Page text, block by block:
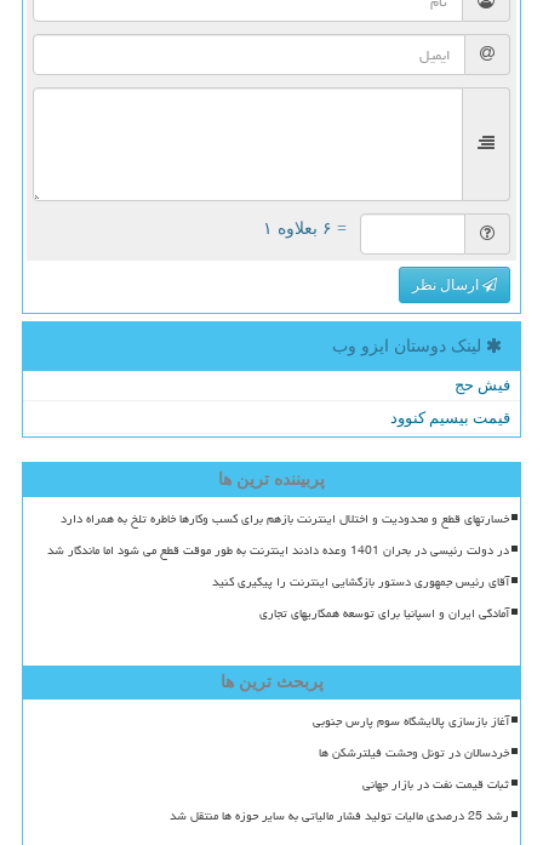
= ۶ بعلاوه ۱
ارسال نظر
لینک دوستان ایزو وب
فیش حج
قیمت بیسیم کنوود
پربیننده ترین ها
خسارتهای قطع و محدودیت و اختلال اینترنت بازهم برای کسب وکارها خاطره تلخ به همراه دارد
در دولت رئیسی در بحران 1401 وعده دادند اینترنت به طور موقت قطع می شود اما ماندگار شد
آقای رئیس جمهوری دستور بازگشایی اینترنت را پیگیری کنید
آمادگی ایران و اسپانیا برای توسعه همکاریهای تجاری
پربحث ترین ها
آغاز بازسازی پالایشگاه سوم پارس جنوبی
خردسالان در تونل وحشت فیلترشکن ها
ثبات قیمت نفت در بازار جهانی
رشد 25 درصدی مالیات تولید فشار مالیاتی به سایر حوزه ها منتقل شد